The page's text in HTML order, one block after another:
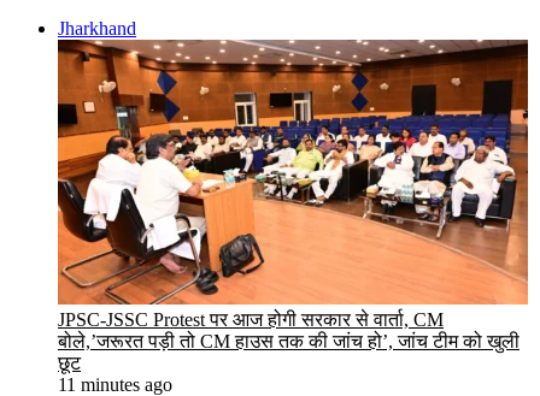
Jharkhand
JPSC-JSSC Protest पर आज होगी सरकार से वार्ता, CM
बोले,’जरूरत पड़ी तो CM हाउस तक की जांच हो’, जांच टीम को खुली
छूट
11 minutes ago